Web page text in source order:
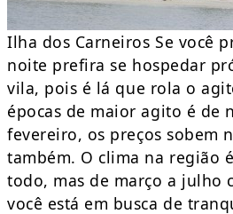
Ilha dos Carneiros Se você
noite prefira se hospedar
vila, pois é lá que rola o
épocas de maior agito é de
fevereiro, os preços sobem
também. O clima na região
todo, mas de março a julho
você está em busca de